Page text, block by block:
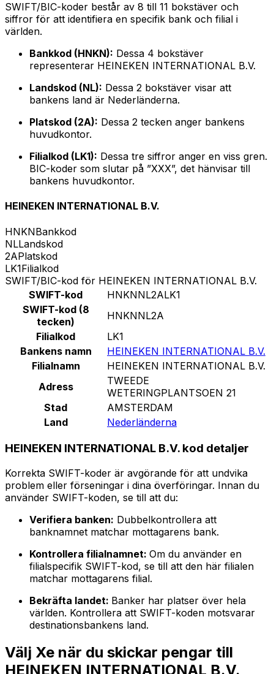
SWIFT/BIC-koder består av 8 till 11 bokstäver och
siffror för att identifiera en specifik bank och filial i
världen.
Bankkod (HNKN): Dessa 4 bokstäver
representerar HEINEKEN INTERNATIONAL B.V.
Landskod (NL): Dessa 2 bokstäver visar att
bankens land är Nederländerna.
Platskod (2A): Dessa 2 tecken anger bankens
huvudkontor.
Filialkod (LK1): Dessa tre siffror anger en viss gren.
BIC-koder som slutar på ”XXX”, det hänvisar till
bankens huvudkontor.
HEINEKEN INTERNATIONAL B.V.
HNKNBankkod
NLLandskod
2APlatskod
LK1Filialkod
SWIFT/BIC-kod för HEINEKEN INTERNATIONAL B.V.
SWIFT-kod
HNKNNL2ALK1
SWIFT-kod (8
tecken)
HNKNNL2A
Filialkod
LK1
Bankens namn
HEINEKEN INTERNATIONAL B.V.
Filialnamn
HEINEKEN INTERNATIONAL B.V.
Adress
TWEEDE
WETERINGPLANTSOEN 21
Stad
AMSTERDAM
Land
Nederländerna
HEINEKEN INTERNATIONAL B.V. kod detaljer
Korrekta SWIFT-koder är avgörande för att undvika
problem eller förseningar i dina överföringar. Innan du
använder SWIFT-koden, se till att du:
Verifiera banken: Dubbelkontrollera att
banknamnet matchar mottagarens bank.
Kontrollera filialnamnet: Om du använder en
filialspecifik SWIFT-kod, se till att den här filialen
matchar mottagarens filial.
Bekräfta landet: Banker har platser över hela
världen. Kontrollera att SWIFT-koden motsvarar
destinationsbankens land.
Välj Xe när du skickar pengar till
HEINEKEN INTERNATIONAL B.V.